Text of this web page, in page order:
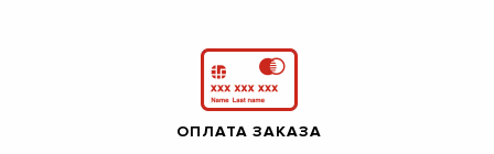
ОПЛАТА ЗАКАЗА